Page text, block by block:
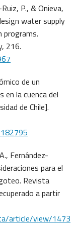
P., & Onieva,
water supply
programs.
216.
de un
en la cuenca del
de Chile].
Fernández-
para el
Revista
a partir
article/view/1473